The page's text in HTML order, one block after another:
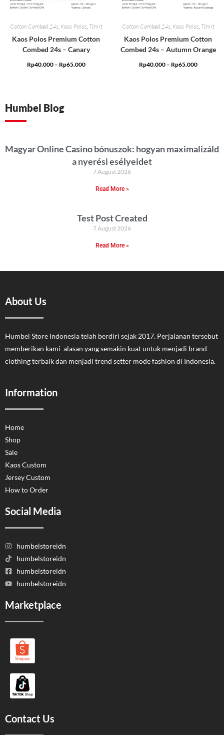
Cotton Combed 24s, Kaos Polos, Tshirt
Kaos Polos Premium Cotton
Combed 24s – Canary
Rp40.000 – Rp65.000
Cotton Combed 24s, Kaos Polos, Tshirt
Kaos Polos Premium Cotton
Combed 24s – Autumn Orange
Rp40.000 – Rp65.000
Humbel Blog
Magyar Online Casino bónuszok: hogyan maximalizáld
a nyerési esélyeidet
7 August 2026
Read More »
Test Post Created
7 August 2026
Read More »
About Us
Humbel Store Indonesia telah berdiri sejak 2017. Perjalanan tersebut
memberikan kami alasan yang semakin kuat untuk menjadi brand
clothing terbaik dan menjadi trend setter mode fashion di Indonesia.
Information
Home
Shop
Sale
Kaos Custom
Jersey Custom
How to Order
Social Media
humbelstoreidn
humbelstoreidn
humbelstoreidn
humbelstoreidn
Marketplace
Contact Us